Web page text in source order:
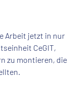
Arbeit jetzt in nur
CeGIT,
zu montieren, die